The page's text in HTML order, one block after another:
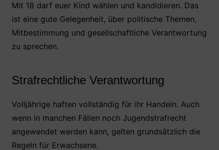
Mit 18 darf euer Kind wählen und kandidieren. Das
ist eine gute Gelegenheit, über politische Themen,
Mitbestimmung und gesellschaftliche Verantwortung
zu sprechen.
Strafrechtliche Verantwortung
Volljährige haften vollständig für ihr Handeln. Auch
wenn in manchen Fällen noch Jugendstrafrecht
angewendet werden kann, gelten grundsätzlich die
Regeln für Erwachsene.